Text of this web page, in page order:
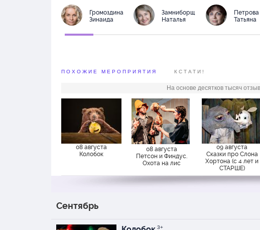
Громоздина
Зинаида
Замниборщ
Наталья
Петрова
Татьяна
ПОХОЖИЕ МЕРОПРИЯТИЯ КСТАТИ!
На основе десятков тысяч
08 августа
Колобок
08 августа
Петсон и Финдус.
Охота на лис
09 августа
Сказки про Слона
Хортона (с 4 лет и
СТАРШЕ)
Сентябрь
3+